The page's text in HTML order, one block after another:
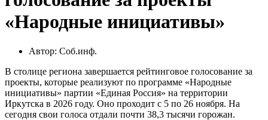
«Народные инициативы»
Автор: Соб.инф.
В столице региона завершается рейтинговое голосование за
проекты, которые реализуют по программе «Народные
инициативы» партии «Единая Россия» на территории
Иркутска в 2026 году. Оно проходит с 5 по 26 ноября. На
сегодня свои голоса отдали почти 38,3 тысячи горожан.